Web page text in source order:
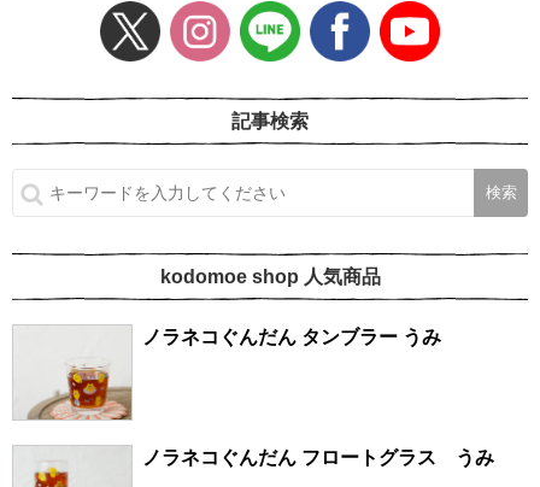
記事検索
kodomoe shop 人気商品
ノラネコぐんだん タンブラー うみ
ノラネコぐんだん フロートグラス うみ